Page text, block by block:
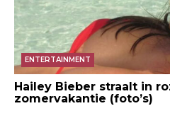
ENTERTAINMENT
Hailey Bieber straalt in
zomervakantie (foto’s)